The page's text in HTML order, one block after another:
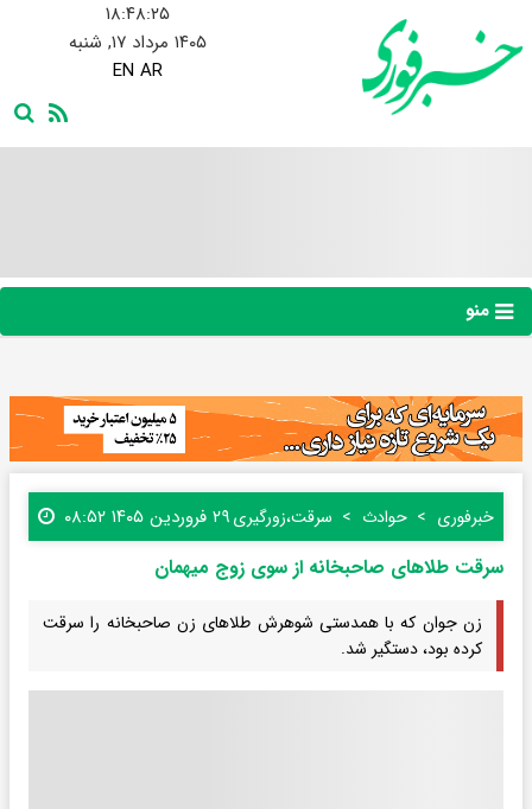
۱۸:۴۸:۲۶
۱۴۰۵ مرداد ۱۷, شنبه
EN AR
منو
خبرفوری حوادث سرقت،زورگیری۲۹ فروردین ۱۴۰۵ ۰۸:۵۲
سرقت طلاهای صاحبخانه از سوی زوج میهمان
زن جوان که با همدستی شوهرش طلاهای زن صاحبخانه را سرقت
کرده بود، دستگیر شد.